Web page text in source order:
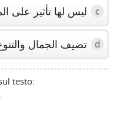
c ليس لها تأثير على
d تضيف الجمال
testo: